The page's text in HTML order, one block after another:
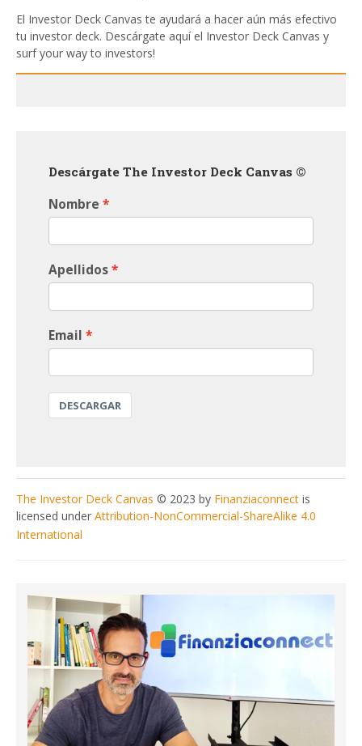
El Investor Deck Canvas te ayudará a hacer aún más efectivo
tu investor deck. Descárgate aquí el Investor Deck Canvas y
surf your way to investors!
Descárgate The Investor Deck Canvas ©
Nombre
Apellidos
Email
DESCARGAR
The Investor Deck Canvas © 2023 by Finanziaconnect is
licensed under Attribution-NonCommercial-ShareAlike 4.0
International